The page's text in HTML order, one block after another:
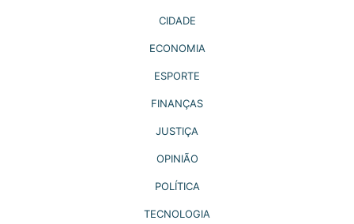
CIDADE
ECONOMIA
ESPORTE
FINANÇAS
JUSTIÇA
OPINIÃO
POLÍTICA
TECNOLOGIA